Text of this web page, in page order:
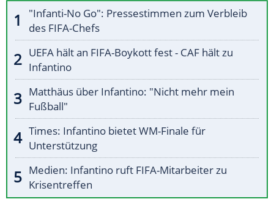
"Infanti-No Go": Pressestimmen zum Verbleib
des FIFA-Chefs
UEFA hält an FIFA-Boykott fest - CAF hält zu
Infantino
Matthäus über Infantino: "Nicht mehr mein
Fußball"
Times: Infantino bietet WM-Finale für
Unterstützung
Medien: Infantino ruft FIFA-Mitarbeiter zu
Krisentreffen